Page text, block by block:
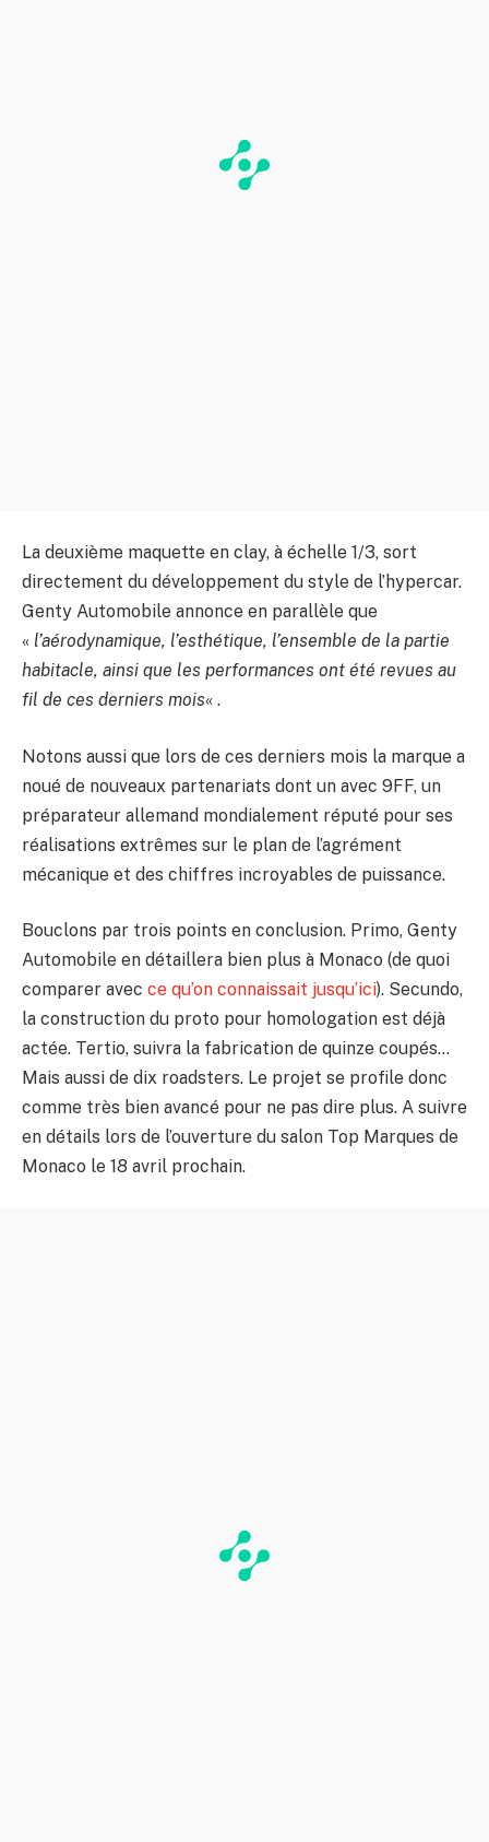
La deuxième maquette en clay, à échelle 1/3, sort
directement du développement du style de l’hypercar.
Genty Automobile annonce en parallèle que
« l’aérodynamique, l’esthétique, l’ensemble de la partie
habitacle, ainsi que les performances ont été revues au
fil de ces derniers mois« .
Notons aussi que lors de ces derniers mois la marque a
noué de nouveaux partenariats dont un avec 9FF, un
préparateur allemand mondialement réputé pour ses
réalisations extrêmes sur le plan de l’agrément
mécanique et des chiffres incroyables de puissance.
Bouclons par trois points en conclusion. Primo, Genty
Automobile en détaillera bien plus à Monaco (de quoi
comparer avec ce qu’on connaissait jusqu’ici). Secundo,
la construction du proto pour homologation est déjà
actée. Tertio, suivra la fabrication de quinze coupés…
Mais aussi de dix roadsters. Le projet se profile donc
comme très bien avancé pour ne pas dire plus. A suivre
en détails lors de l’ouverture du salon Top Marques de
Monaco le 18 avril prochain.